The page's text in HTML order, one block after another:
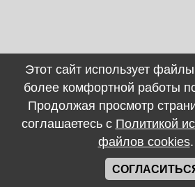
Этот сайт использует
более комфортной работы
Продолжая просмотр
соглашаетесь с Политикой
файлов cookies.